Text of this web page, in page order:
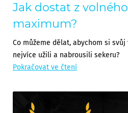
Jak dostat z
maximum?
Co můžeme dělat, abychom si svůj
nejvíce užili a nabrousili sekeru?
Pokračovat ve čtení